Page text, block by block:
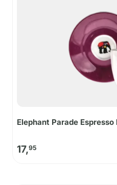
Elephant Parade
17,95